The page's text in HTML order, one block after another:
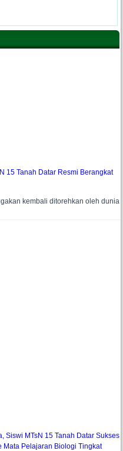
15 Tanah Datar Resmi Berangkat
kembali ditorehkan oleh dunia
Siswi MTsN 15 Tanah Datar Sukses
Mata Pelajaran Biologi Tingkat